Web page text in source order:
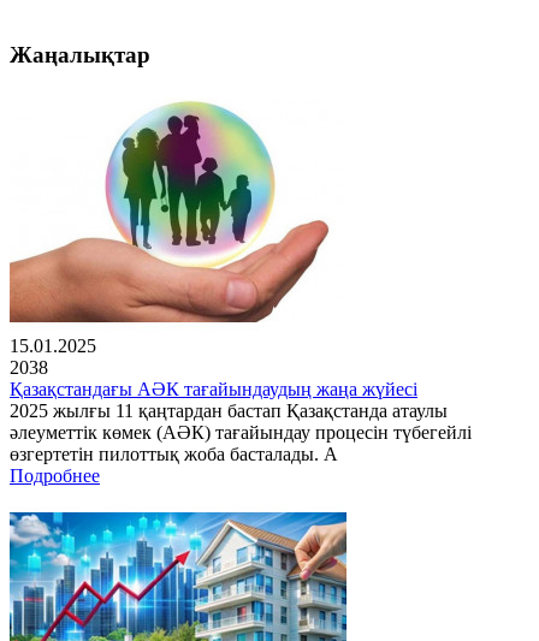
Жаңалықтар
15.01.2025
2038
Қазақстандағы АӘК тағайындаудың жаңа жүйесі
2025 жылғы 11 қаңтардан бастап Қазақстанда атаулы
әлеуметтік көмек (АӘК) тағайындау процесін түбегейлі
өзгертетін пилоттық жоба басталады. А
Подробнее